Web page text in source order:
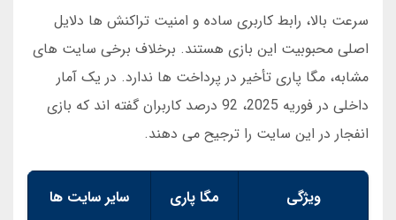
سرعت بالا، رابط کاربری ساده و امنیت تراکنش ها دلایل
اصلی محبوبیت این بازی هستند. برخلاف برخی سایت های
مشابه، مگا پاری تأخیر در پرداخت ها ندارد. در یک آمار
داخلی در فوریه 2025، 92 درصد کاربران گفته اند که بازی
انفجار در این سایت را ترجیح می دهند.
ویژگی مگا پاری سایر سایت ها